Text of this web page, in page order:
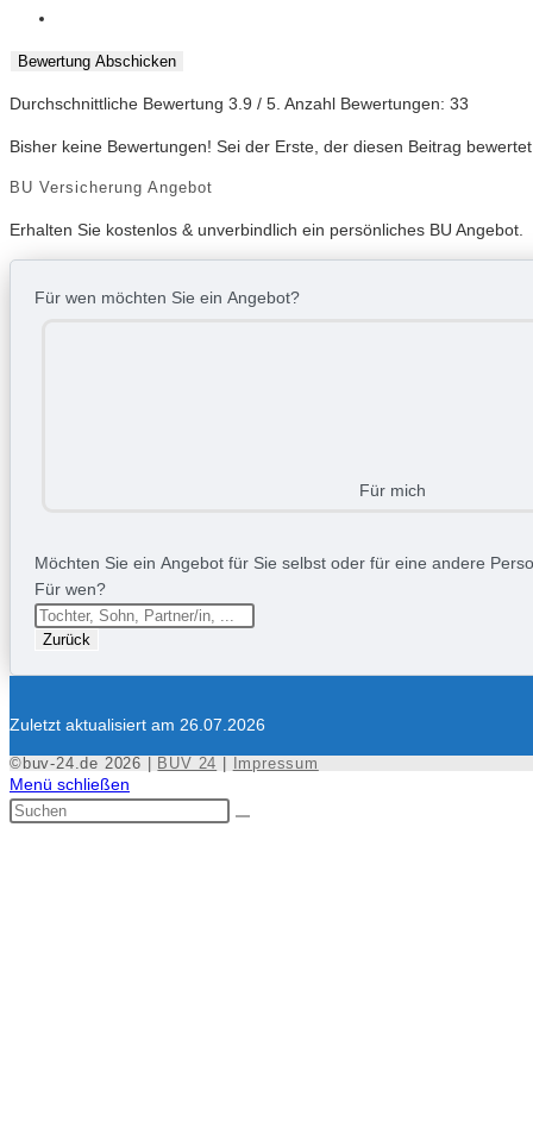
Bewertung Abschicken
Durchschnittliche Bewertung 3.9 / 5. Anzahl Bewertungen: 33
Bisher keine Bewertungen! Sei der Erste, der diesen Beitrag
BU Versicherung Angebot
Erhalten Sie kostenlos & unverbindlich ein persönliches BU Angebot.
Für wen möchten Sie ein Angebot?
Für mich
Möchten Sie ein Angebot für Sie selbst oder für eine andere
Für wen?
Zurück
Zuletzt aktualisiert am 26.07.2026
©buv-24.de 2026 | BUV 24 Impressum
Menü schließen